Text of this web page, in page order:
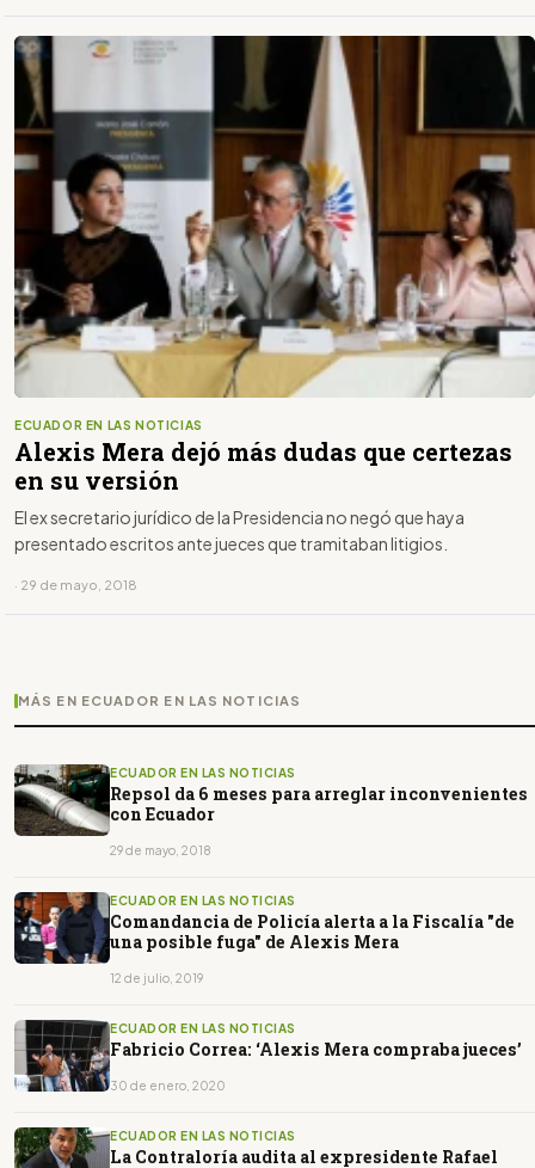
ECUADOR EN LAS NOTICIAS
Alexis Mera dejó más dudas que certezas
en su versión
El ex secretario jurídico de la Presidencia no negó que haya
presentado escritos ante jueces que tramitaban litigios.
· 29 de mayo, 2018
MÁS EN ECUADOR EN LAS NOTICIAS
ECUADOR EN LAS NOTICIAS
Repsol da 6 meses para arreglar inconvenientes
con Ecuador
29 de mayo, 2018
ECUADOR EN LAS NOTICIAS
Comandancia de Policía alerta a la Fiscalía "de
una posible fuga" de Alexis Mera
12 de julio, 2019
ECUADOR EN LAS NOTICIAS
Fabricio Correa: ‘Alexis Mera compraba jueces’
30 de enero, 2020
ECUADOR EN LAS NOTICIAS
La Contraloría audita al expresidente Rafael